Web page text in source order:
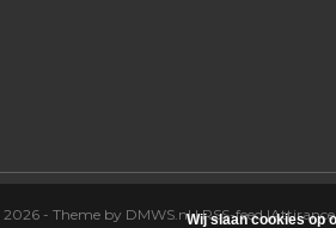
- Theme by DMWS.nl|RSS-feed|
Wij slaan cookies op